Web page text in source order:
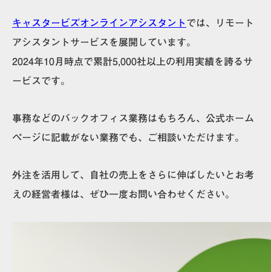
キャスタービズオンラインアシスタント では、リモート
アシスタントサービスを展開しています。
2024年10月時点で累計5,000社以上の利用実績を誇るサ
ービスです。
事務などのバックオフィス業務はもちろん、公式ホーム
ページに記載がない業務でも、ご相談いただけます。
外注を活用して、自社の売上をさらに伸ばしたいとお考
えの経営者様は、ぜひ一度お問い合わせください。